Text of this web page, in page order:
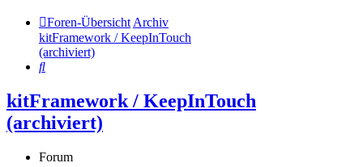
Foren-ÜbersichtArchiv
kitFramework / KeepInTouch
(archiviert)
Suche
kitFramework / KeepInTouch
(archiviert)
Forum